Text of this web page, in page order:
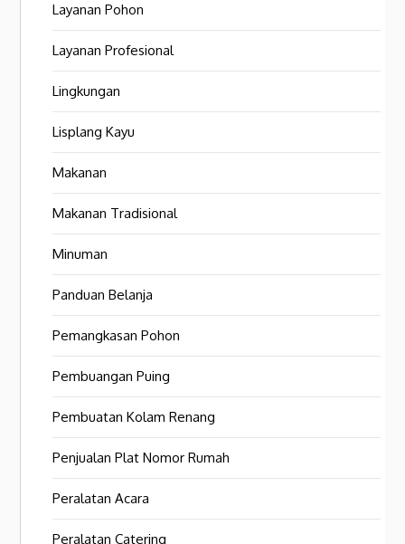
Layanan Pohon
Layanan Profesional
Lingkungan
Lisplang Kayu
Makanan
Makanan Tradisional
Minuman
Panduan Belanja
Pemangkasan Pohon
Pembuangan Puing
Pembuatan Kolam Renang
Penjualan Plat Nomor Rumah
Peralatan Acara
Peralatan Catering